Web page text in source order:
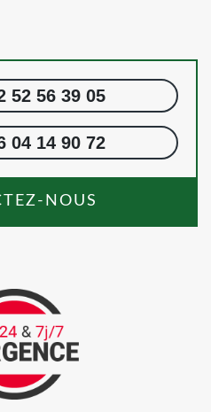
52 56 39 05
04 14 90 72
NOUS